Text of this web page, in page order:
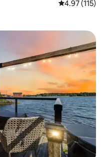
Calificación
4.97 (115)